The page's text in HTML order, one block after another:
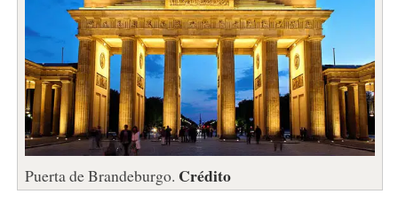
Puerta de Brandeburgo. Crédito